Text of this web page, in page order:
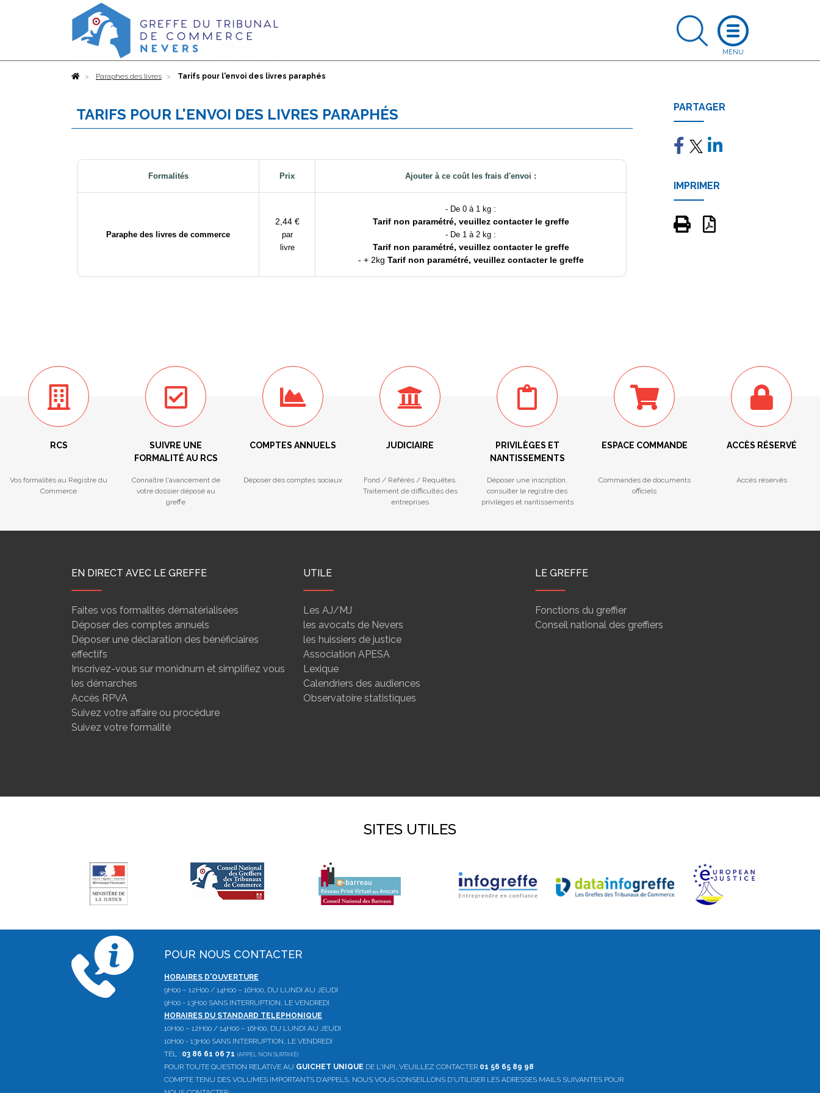
AccueilParaphes des livres Tarifs pour l'envoi des livres paraphés
TARIFS POUR L'ENVOI DES LIVRES PARAPHÉS
Formalités Prix Ajouter à ce coût les frais d'envoi :
Paraphe des livres de commerce
2,44 €
par
livre
- De 0 à 1 kg :
Tarif non paramétré, veuillez contacter le greffe
- De 1 à 2 kg :
Tarif non paramétré, veuillez contacter le greffe
- + 2kg Tarif non paramétré, veuillez contacter le greffe
PARTAGER
IMPRIMER
RCS
Vos formalités au Registre du
Commerce
SUIVRE UNE
FORMALITÉ AU RCS
Connaître l'avancement de
votre dossier déposé au
greffe
COMPTES ANNUELS
Déposer des comptes sociaux
JUDICIAIRE
Fond / Référés / Requêtes.
Traitement de difficultés des
entreprises
PRIVILÈGES ET
NANTISSEMENTS
Déposer une inscription,
consulter le registre des
privilèges et nantissements
ESPACE COMMANDE
Commandes de documents
officiels
ACCÈS RÉSERVÉ
Accès réservés
EN DIRECT AVEC LE GREFFE
Faites vos formalités dématérialisées
Déposer des comptes annuels
Déposer une déclaration des bénéficiaires
effectifs
Inscrivez-vous sur monidnum et simplifiez vous
les démarches
Accès RPVA
Suivez votre affaire ou procédure
Suivez votre formalité
UTILE
Les AJ/MJ
les avocats de Nevers
les huissiers de justice
Association APESA
Lexique
Calendriers des audiences
Observatoire statistiques
LE GREFFE
Fonctions du greffier
Conseil national des greffiers
SITES UTILES
POUR NOUS CONTACTER
HORAIRES D'OUVERTURE
9H00 – 12H00 / 14H00 – 16H00, DU LUNDI AU JEUDI
9H00 - 13H00 SANS INTERRUPTION, LE VENDREDI
HORAIRES DU STANDARD TELEPHONIQUE
10H00 – 12H00 / 14H00 – 16H00, DU LUNDI AU JEUDI
10H00 - 13H00 SANS INTERRUPTION, LE VENDREDI
TÉL : 03 86 61 06 71 (APPEL NON SURTAXÉ)
POUR TOUTE QUESTION RELATIVE AU GUICHET UNIQUE DE L'INPI, VEUILLEZ CONTACTER 01 56 65 89 98
COMPTE TENU DES VOLUMES IMPORTANTS D'APPELS, NOUS VOUS CONSEILLONS D'UTILISER LES ADRESSES MAILS SUIVANTES POUR